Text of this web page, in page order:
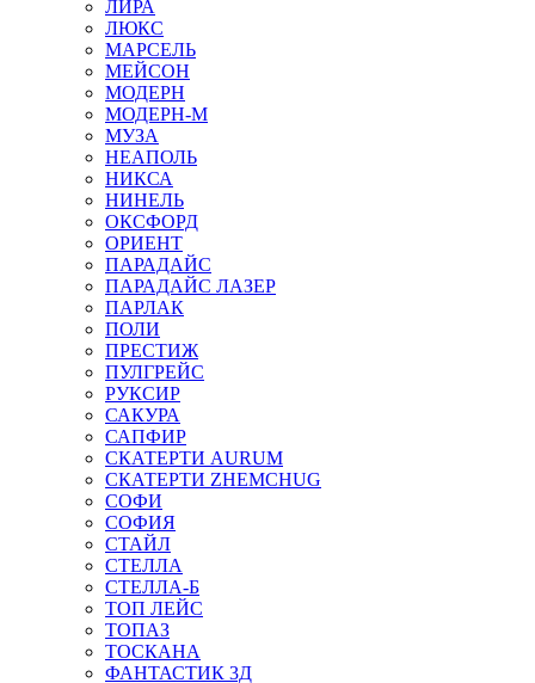
ЛИРА
ЛЮКС
МАРСЕЛЬ
МЕЙСОН
МОДЕРН
МОДЕРН-М
МУЗА
НЕАПОЛЬ
НИКСА
НИНЕЛЬ
ОКСФОРД
ОРИЕНТ
ПАРАДАЙС
ПАРАДАЙС ЛАЗЕР
ПАРЛАК
ПОЛИ
ПРЕСТИЖ
ПУЛГРЕЙС
РУКСИР
САКУРА
САПФИР
СКАТЕРТИ AURUM
СКАТЕРТИ ZHEMCHUG
СОФИ
СОФИЯ
СТАЙЛ
СТЕЛЛА
СТЕЛЛА-Б
ТОП ЛЕЙС
ТОПАЗ
ТОСКАНА
ФАНТАСТИК 3Д